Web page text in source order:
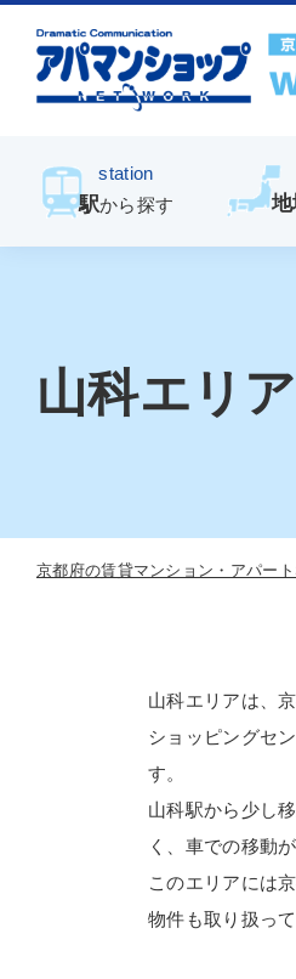
station
駅から探す
山科エリ
京都府の賃貸マンション・アパー
山科エリアは、
ショッピングセ
す。
山科駅から少し
く、車での移動
このエリアには
物件も取り扱って